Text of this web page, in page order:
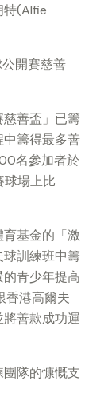
特(Alfie
開賽慈善
善盃」已籌
籌得最多善
名參加者於
球場上比
基金的「激
訓練班中籌
青少年提高
香港高爾夫
善款成功運
隊的慷慨支